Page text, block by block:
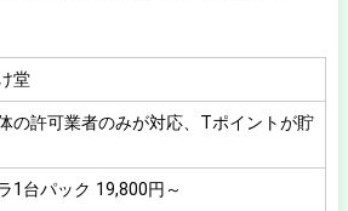
堂
の許可業者のみが対応、Tポイントが貯
1台パック 19,800円～